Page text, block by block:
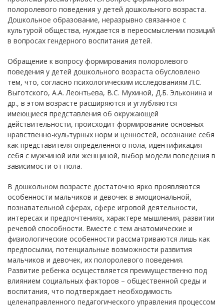
полоролевого поведения у детей дошкольного возраста.
Дошкольное образование, неразрывно связанное с
культурой общества, нуждается в переосмыслении позиций
в вопросах гендерного воспитания детей.
Обращение к вопросу формирования полоролевого
поведения у детей дошкольного возраста обусловлено
тем, что, согласно психологическим исследованиям Л.С.
Выготского, А.А. Леонтьева, В.С. Мухиной, Д.Б. Эльконина и
др., в этом возрасте расширяются и углубляются
имеющиеся представления об окружающей
действительности, происходит формирование основных
нравственно-культурных норм и ценностей, осознание себя
как представителя определенного пола, идентификация
себя с мужчиной или женщиной, выбор модели поведения в
зависимости от пола.
В дошкольном возрасте достаточно ярко проявляются
особенности мальчиков и девочек в эмоциональной,
познавательной сферах, сфере игровой деятельности,
интересах и предпочтениях, характере мышления, развитии
речевой способности. Вместе с тем анатомические и
физиологические особенности рассматриваются лишь как
предпосылки, потенциальные возможности развития
мальчиков и девочек, их полоролевого поведения.
Развитие ребенка осуществляется преимущественно под
влиянием социальных факторов – общественной среды и
воспитания, что подтверждает необходимость
целенаправленного педагогического управления процессом